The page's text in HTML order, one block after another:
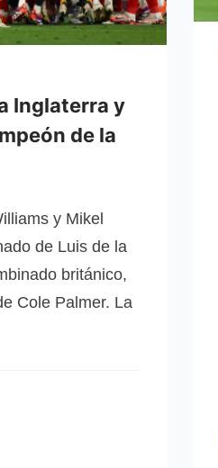
Inglaterra y
de la
y Mikel
de Luis de la
británico,
Cole Palmer. La